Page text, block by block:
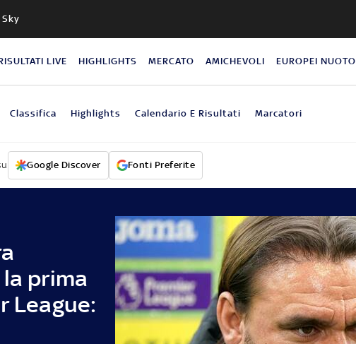
LIVE HIGHLIGHTS MERCATO AMICHEVOLI EUROPEI NUOTO
Classifica Highlights Calendario E Risultati Marcatori
Google Discover Fonti Preferite
prima
League: